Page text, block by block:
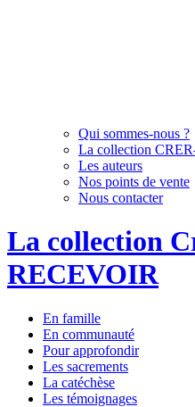
Qui sommes-nous ?
La collection
Les auteurs
Nos points de vente
Nous contacter
La collection
RECEVOIR
En famille
En communauté
Pourapprofondir
Les sacrements
La catéchèse
Les témoignages